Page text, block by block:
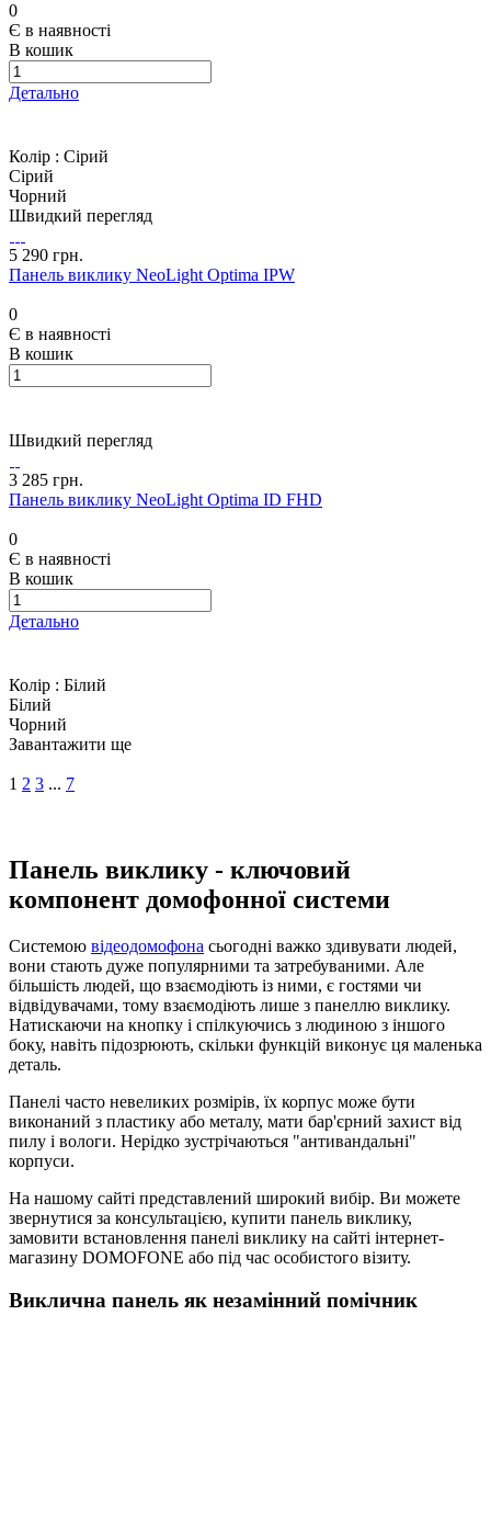
0
Є в наявності
В кошик
Детально
Колір : Сірий
Сірий
Чорний
Швидкий перегляд
5 290 грн.
Панель виклику NeoLight Optima IPW
0
Є в наявності
В кошик
Швидкий перегляд
3 285 грн.
Панель виклику NeoLight Optima ID FHD
0
Є в наявності
В кошик
Детально
Колір : Білий
Білий
Чорний
Завантажити ще
1 2 3 ... 7
Панель виклику - ключовий
компонент домофонної системи
Системою відеодомофона сьогодні важко здивувати людей,
вони стають дуже популярними та затребуваними. Але
більшість людей, що взаємодіють із ними, є гостями чи
відвідувачами, тому взаємодіють лише з панеллю виклику.
Натискаючи на кнопку і спілкуючись з людиною з іншого
боку, навіть підозрюють, скільки функцій виконує ця маленька
деталь.
Панелі часто невеликих розмірів, їх корпус може бути
виконаний з пластику або металу, мати бар'єрний захист від
пилу і вологи. Нерідко зустрічаються "антивандальні"
корпуси.
На нашому сайті представлений широкий вибір. Ви можете
звернутися за консультацією, купити панель виклику,
замовити встановлення панелі виклику на сайті інтернет-
магазину DOMOFONE або під час особистого візиту.
Виклична панель як незамінний помічник